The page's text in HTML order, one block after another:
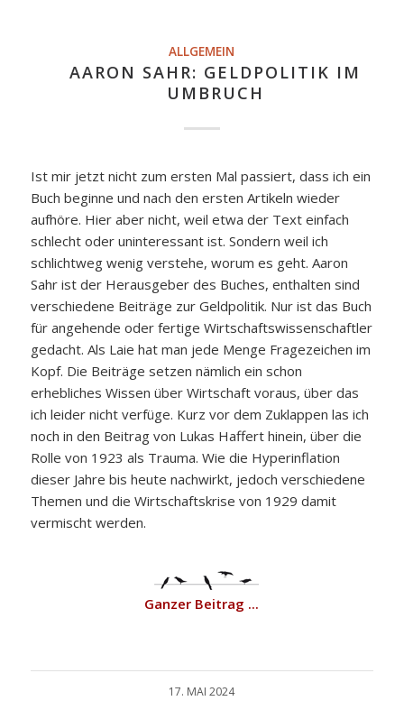
ALLGEMEIN
AARON SAHR: GELDPOLITIK IM
UMBRUCH
Ist mir jetzt nicht zum ersten Mal passiert, dass ich ein
Buch beginne und nach den ersten Artikeln wieder
aufhöre. Hier aber nicht, weil etwa der Text einfach
schlecht oder uninteressant ist. Sondern weil ich
schlichtweg wenig verstehe, worum es geht. Aaron
Sahr ist der Herausgeber des Buches, enthalten sind
verschiedene Beiträge zur Geldpolitik. Nur ist das Buch
für angehende oder fertige Wirtschaftswissenschaftler
gedacht. Als Laie hat man jede Menge Fragezeichen im
Kopf. Die Beiträge setzen nämlich ein schon
erhebliches Wissen über Wirtschaft voraus, über das
ich leider nicht verfüge. Kurz vor dem Zuklappen las ich
noch in den Beitrag von Lukas Haffert hinein, über die
Rolle von 1923 als Trauma. Wie die Hyperinflation
dieser Jahre bis heute nachwirkt, jedoch verschiedene
Themen und die Wirtschaftskrise von 1929 damit
vermischt werden.
Ganzer Beitrag ...
17. MAI 2024